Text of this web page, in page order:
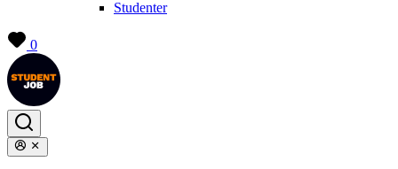
Studenter
0